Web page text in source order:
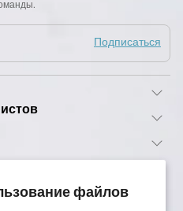
файлов
Подписаться